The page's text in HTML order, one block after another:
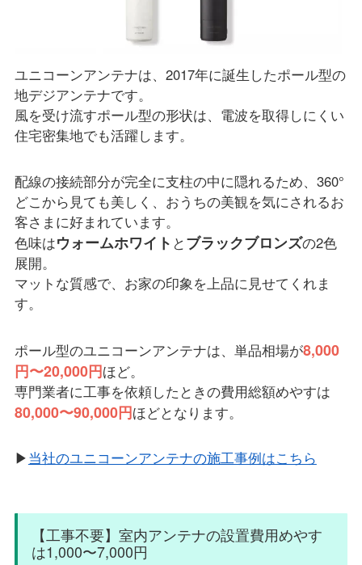
ユニコーンアンテナは、2017年に誕生したポール型の
地デジアンテナです。
風を受け流すポール型の形状は、電波を取得しにくい
住宅密集地でも活躍します。
配線の接続部分が完全に支柱の中に隠れるため、360°
どこから見ても美しく、おうちの美観を気にされるお
客さまに好まれています。
色味はウォームホワイト とブラックブロンズの2色
展開。
マットな質感で、お家の印象を上品に見せてくれま
す。
ポール型のユニコーンアンテナは、単品相場が8,000
円〜20,000円ほど。
専門業者に工事を依頼したときの費用総額めやすは
80,000〜90,000円ほどとなります。
▶当社のユニコーンアンテナの施工事例はこちら
【工事不要】室内アンテナの設置費用めやす
は1,000〜7,000円